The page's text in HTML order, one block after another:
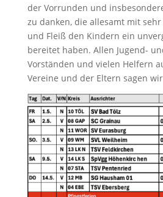
der Vorrunden und
zu danken, die allesamt mit
und Fleiß den Kindern ein
bereitet haben. Allen Jugend-
Vorständen und vielen Helfern
Vereine und der Eltern sagen wir